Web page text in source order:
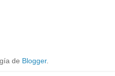
de Blogger.